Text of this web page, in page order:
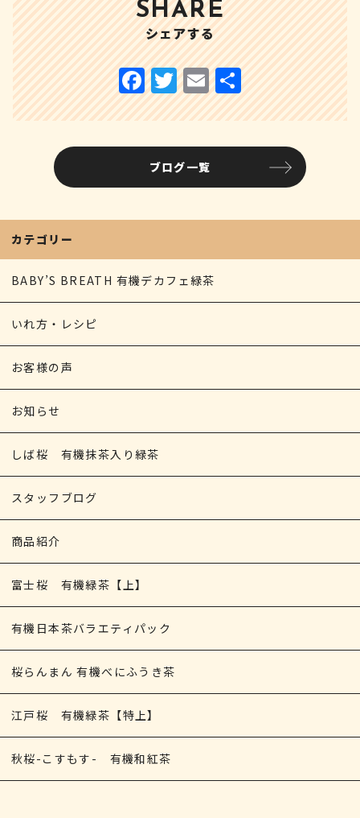
SHARE
シェアする
ブログ一覧
カテゴリー
BABY’S BREATH 有機デカフェ緑茶
いれ方・レシピ
お客様の声
お知らせ
しば桜 有機抹茶入り緑茶
スタッフブログ
商品紹介
富士桜 有機緑茶【上】
有機日本茶バラエティパック
桜らんまん 有機べにふうき茶
江戸桜 有機緑茶【特上】
秋桜-こすもす- 有機和紅茶